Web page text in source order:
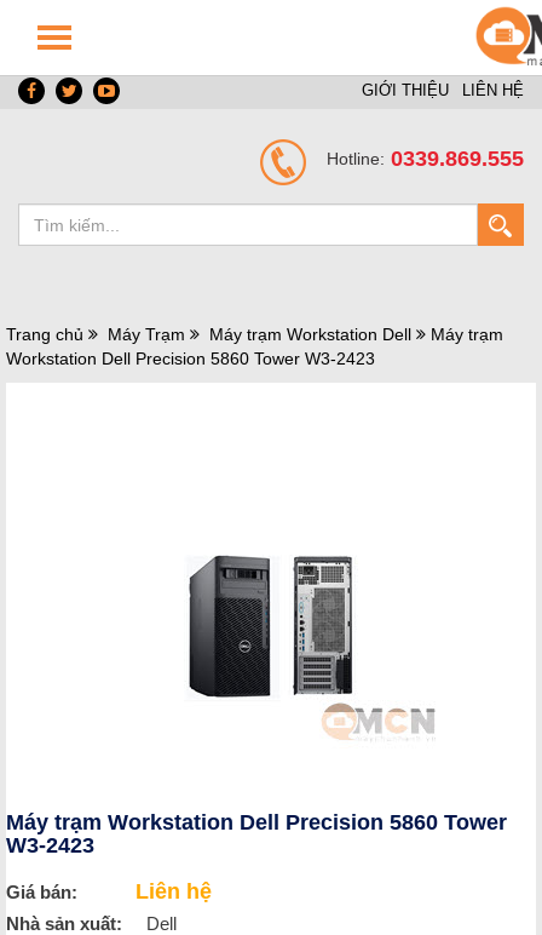
GIỚI THIỆU LIÊN HỆ
Hotline: 0339.869.555
Trang chủ Máy Trạm Máy trạm Workstation Dell
Máy trạm
Workstation Dell Precision 5860 Tower W3-2423
Máy trạm Workstation Dell Precision 5860 Tower
W3-2423
Giá bán: Liên hệ
Nhà sản xuất: Dell